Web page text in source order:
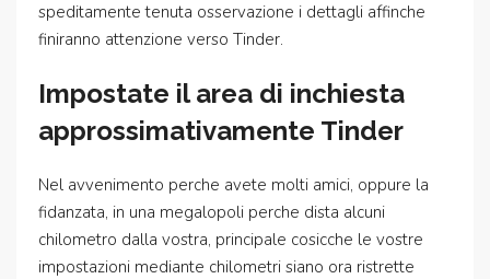
speditamente tenuta osservazione i dettagli affinche
finiranno attenzione verso Tinder.
Impostate il area di inchiesta
approssimativamente Tinder
Nel avvenimento perche avete molti amici, oppure la
fidanzata, in una megalopoli perche dista alcuni
chilometro dalla vostra, principale cosicche le vostre
impostazioni mediante chilometri siano ora ristrette